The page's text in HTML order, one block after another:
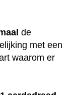
de
met een
waarom er